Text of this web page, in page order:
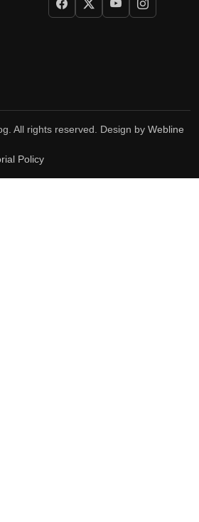
All rights reserved. Design by Webline
Policy